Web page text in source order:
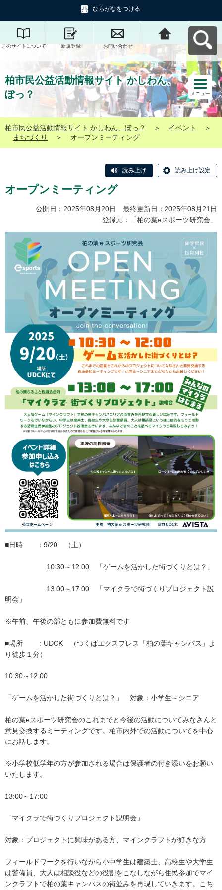
ひらがなをつける
このサイトについて 新規登録 お問い合わせ
柏市民公益活動情報
サイト かしわん、ぽ
っ？へ戻る
柏市民公益活動情報サイト かしわん、
ぽっ？
メニュー
柏市民公益活動情報サイト かしわん、ぽっ？ ＞ イベント
＞
まちづくり
＞ オープンミーティング
読み上げ 読み上げ設定
オープンミーティング
公開日：2025年08月20日 最終更新日：2025年08月21日
登録元：「柏の葉eスポーツ研究会 」
■日時 ：9/20 （土）
10:30～12:00 「ゲームを活かした街づくりとは？」
13:00～17:00 「マイクラで街づくりプロジェクト説
明会」
※午前、午後の部ともに参加費無料です
■場所 ：UDCK （つくばエクスプレス「柏の葉キャンパス」よ
り徒歩１分）
10:30～12:00
「ゲームを活かした街づくりとは？」 対象：小学生～シニア
柏の葉eスポーツ研究会のこれまでと今後の活動についてみなさんと
意見交換するミーティングです。柏市内外での活動についてを中心
にお話します。
※小学校低学年の方が参加される場合は保護者の付き添いをお願い
いたします。
13:00～17:00
「マイクラで街づくりプロジェクト説明会」
対象：プロジェクトに興味がある方、マインクラフトが好きな方
フィールドワークを行いながら小中学生は建築士、高校生や大学生
は警備員、大人は相談役などの役割をこなしながら住民参加でマイ
ンクラフトで柏の葉キャンパスの街並みを再現していきます。こち